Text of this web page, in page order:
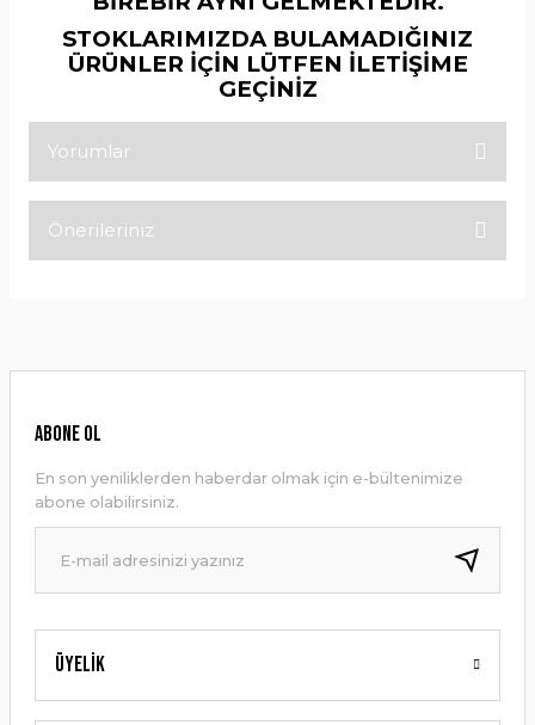
STOKLARIMIZDA BULAMADIĞINIZ
ÜRÜNLER İÇİN LÜTFEN İLETİŞİME
GEÇİNİZ
Yorumlar
Önerileriniz
Ürün resmi kalitesiz, bozuk veya görüntülenemiyor.
Ürün bilgilerinde hatalar bulunuyor.
Ürün fiyatı diğer sitelerden daha pahalı.
Bu ürüne benzer farklı alternatifler olmalı.
Gönder
Üyelik
ABONE OL
En son yeniliklerden haberdar olmak için e-bültenimize
abone olabilirsiniz.